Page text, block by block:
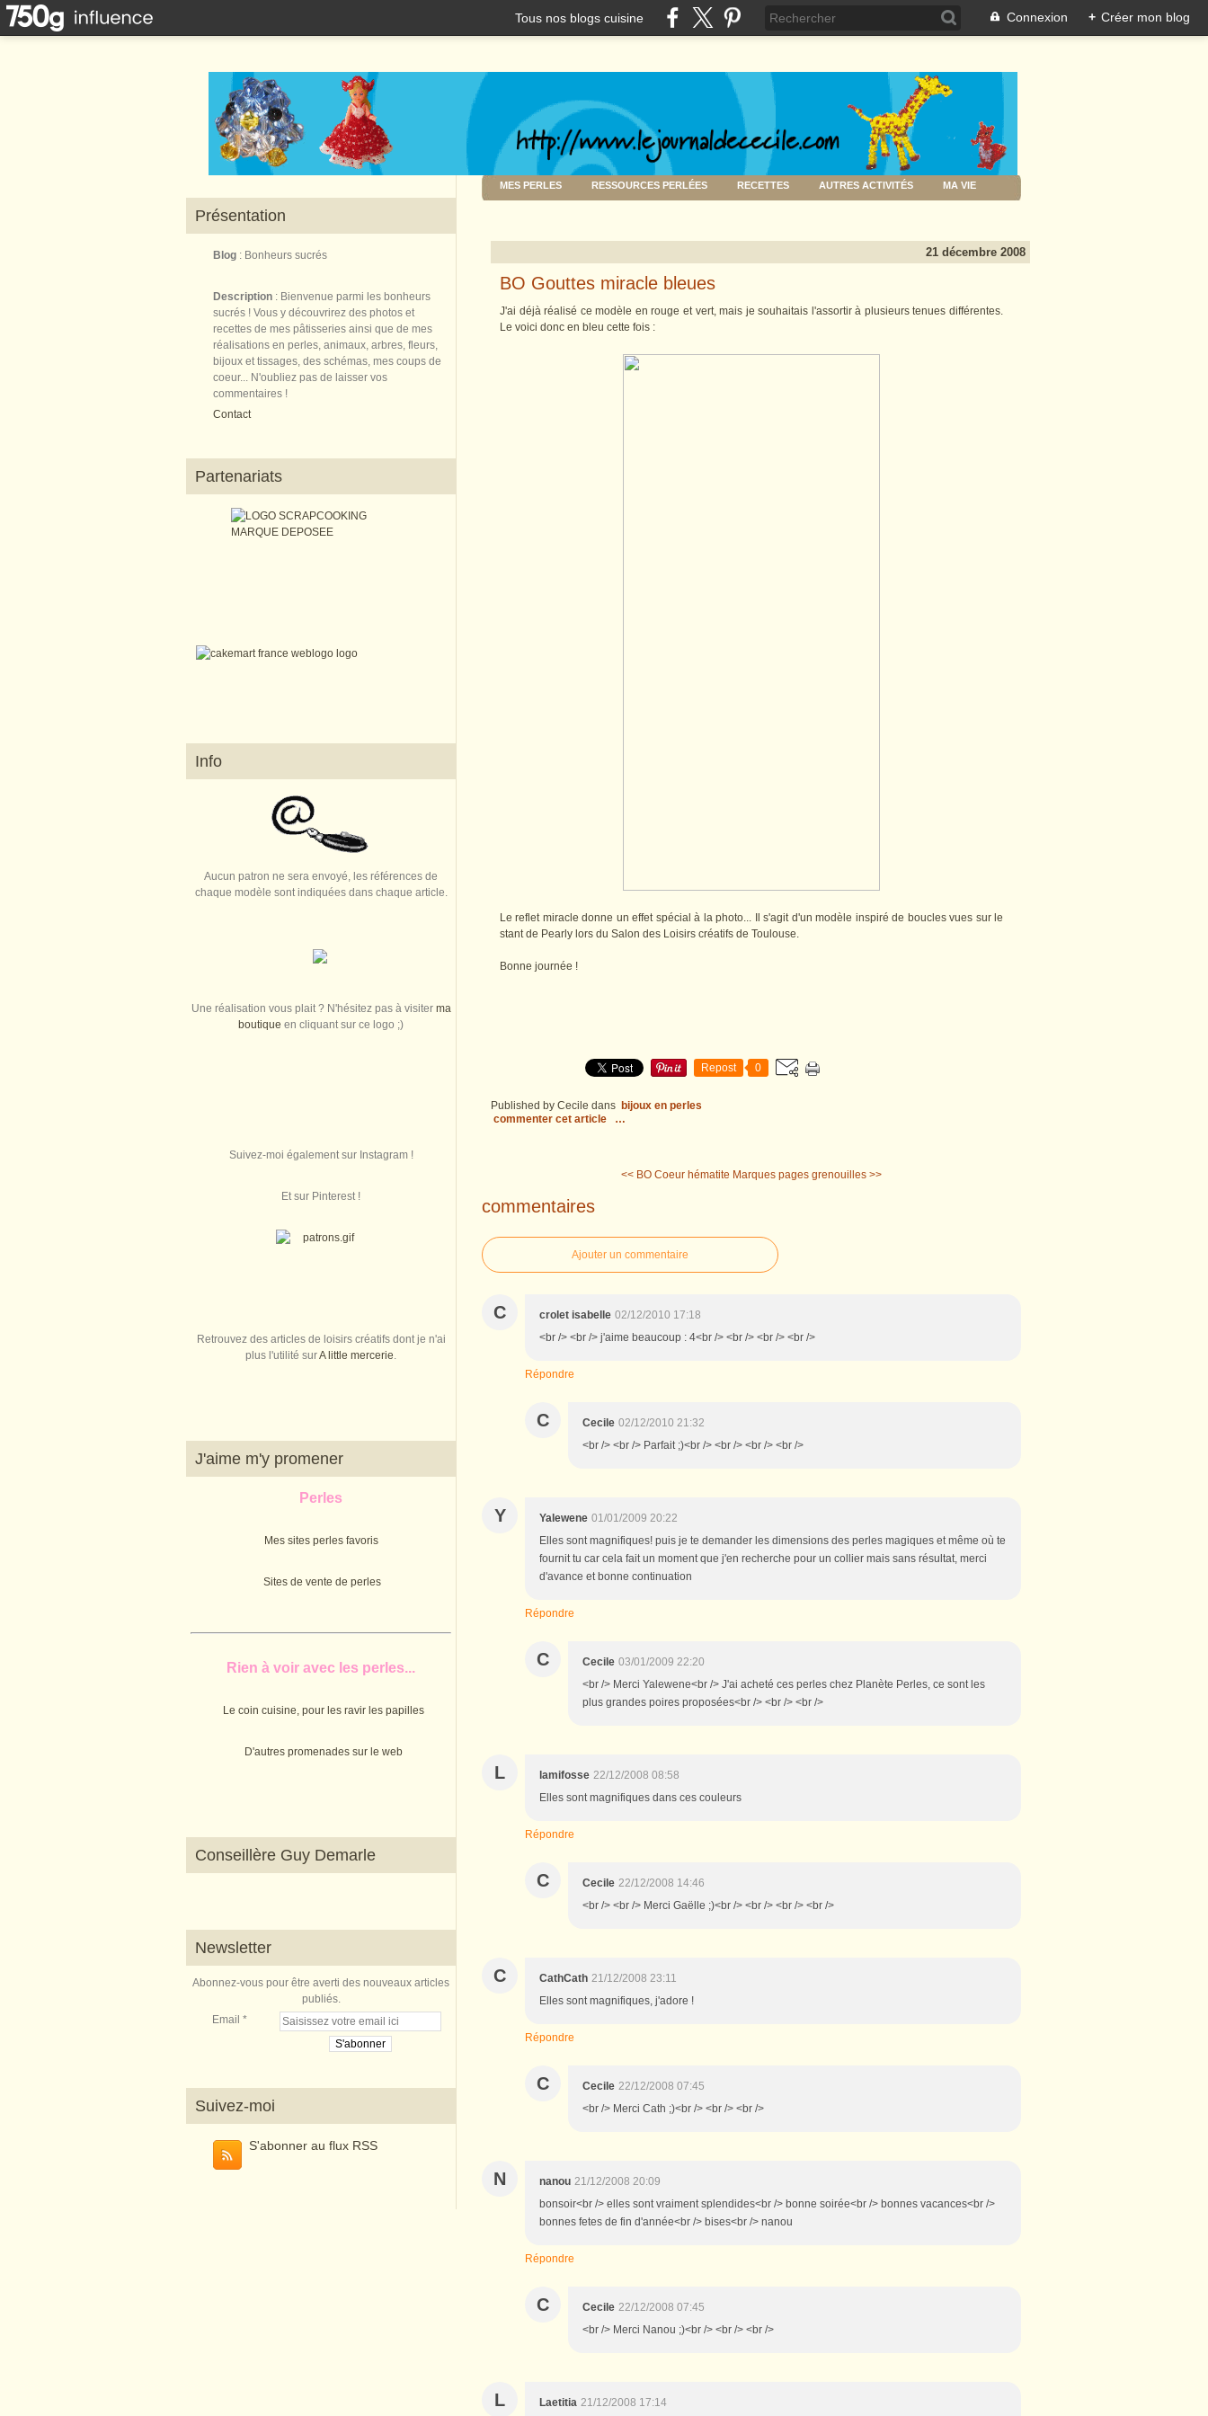
Tous nos blogs cuisine Connexion + Créer mon blog
Présentation
Blog : Bonheurs sucrés
Description : Bienvenue parmi les bonheurs
sucrés ! Vous y découvrirez des photos et
recettes de mes pâtisseries ainsi que de mes
réalisations en perles, animaux, arbres, fleurs,
bijoux et tissages, des schémas, mes coups de
coeur... N'oubliez pas de laisser vos
commentaires !
Contact
Partenariats
Info
Aucun patron ne sera envoyé, les références de
chaque modèle sont indiquées dans chaque article.
Une réalisation vous plait ? N'hésitez pas à visiter ma
boutique en cliquant sur ce logo ;)
Suivez-moi également sur Instagram !
Et sur Pinterest !
Retrouvez des articles de loisirs créatifs dont je n'ai
plus l'utilité surA little mercerie.
J'aime m'y promener
Perles
Mes sites perles favoris
Sites de vente de perles
Rien à voir avec les perles...
Le coin cuisine, pour les ravir les papilles
D'autres promenades sur le web
Conseillère Guy Demarle
Newsletter
Abonnez-vous pour être averti des nouveaux articles
publiés.
Email
Suivez-moi
S'abonner au flux RSS
MES PERLES RESSOURCES PERLÉES RECETTES AUTRES ACTIVITÉS MA VIE
21 décembre 2008
BO Gouttes miracle bleues
J'ai déjà réalisé ce modèle en rouge et vert, mais je souhaitais l'assortir à plusieurs tenues différentes.
Le voici donc en bleu cette fois :
Le reflet miracle donne un effet spécial à la photo... Il s'agit d'un modèle inspiré de boucles vues sur le
stant de Pearly lors du Salon des Loisirs créatifs de Toulouse.
Bonne journée !
Repost 0
Published by Cecile dans bijoux en perles
commenter cet article
…
<< BO Coeur hématite Marques pages grenouilles >>
commentaires
Ajouter un commentaire
C crolet isabelle 02/12/2010 17:18
<br /> <br /> j'aime beaucoup : 4<br /> <br /> <br /> <br />
Répondre
C Cecile 02/12/2010 21:32
<br /> <br /> Parfait ;)<br /> <br /> <br /> <br />
Y Yalewene 01/01/2009 20:22
Elles sont magnifiques! puis je te demander les dimensions des perles magiques et même où te
fournit tu car cela fait un moment que j'en recherche pour un collier mais sans résultat, merci
d'avance et bonne continuation
Répondre
C Cecile 03/01/2009 22:20
<br /> Merci Yalewene<br /> J'ai acheté ces perles chez Planète Perles, ce sont les
plus grandes poires proposées<br /> <br /> <br />
L lamifosse 22/12/2008 08:58
Elles sont magnifiques dans ces couleurs
Répondre
C Cecile 22/12/2008 14:46
<br /> <br /> Merci Gaëlle ;)<br /> <br /> <br /> <br />
C CathCath 21/12/2008 23:11
Elles sont magnifiques, j'adore !
Répondre
C Cecile 22/12/2008 07:45
<br /> Merci Cath ;)<br /> <br /> <br />
N nanou 21/12/2008 20:09
bonsoir<br /> elles sont vraiment splendides<br /> bonne soirée<br /> bonnes vacances<br />
bonnes fetes de fin d'année<br /> bises<br /> nanou
Répondre
C Cecile 22/12/2008 07:45
<br /> Merci Nanou ;)<br /> <br /> <br />
L Laetitia 21/12/2008 17:14